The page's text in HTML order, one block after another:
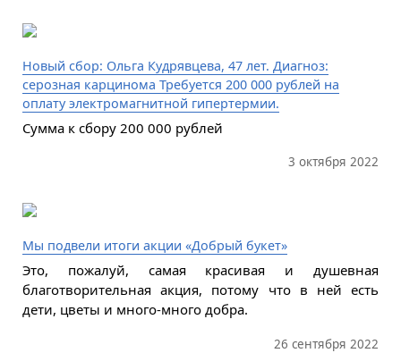
Новый сбор: Ольга Кудрявцева, 47 лет. Диагноз:
серозная карцинома Требуется 200 000 рублей на
оплату электромагнитной гипертермии.
Сумма к сбору 200 000 рублей
3 октября 2022
Мы подвели итоги акции «Добрый букет»
Это, пожалуй, самая красивая и душевная
благотворительная акция, потому что в ней есть
дети, цветы и много-много добра.
26 сентября 2022